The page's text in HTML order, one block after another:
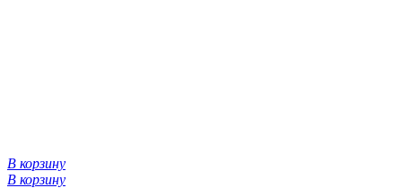
В корзину
В корзину